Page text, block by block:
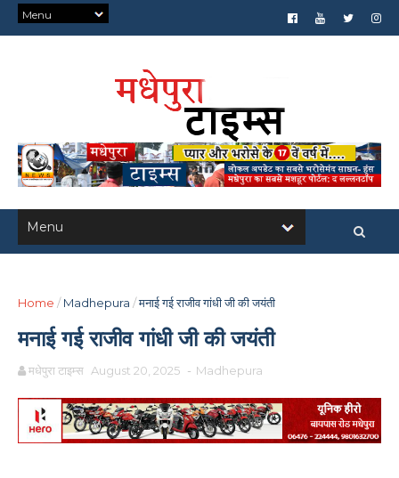
Home / Madhepura /मनाई गई राजीव गांधी जी की जयंती
मनाई गई राजीव गांधी जी की जयंती
मधेपुरा टाइम्स August 20, 2025 - Madhepura